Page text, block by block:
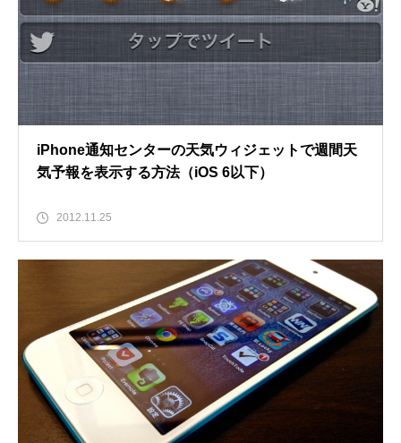
iPhone通知センターの天気ウィジェットで週間天
気予報を表示する方法（iOS 6以下）
2012.11.25